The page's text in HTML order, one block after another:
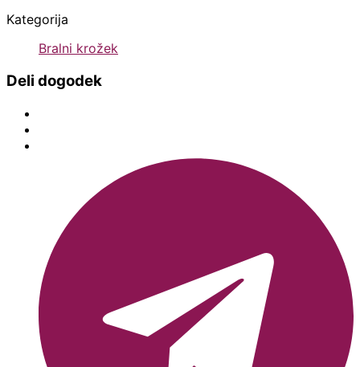
Kategorija
Bralni krožek
Deli dogodek